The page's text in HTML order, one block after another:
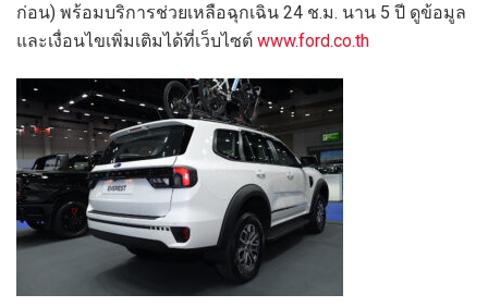
ก่อน) พร้อมบริการช่วยเหลือฉุกเฉิน 24 ช.ม. นาน 5 ปี ดูข้อมูล
และเงื่อนไขเพิ่มเติมได้ที่เว็บไซต์ www.ford.co.th